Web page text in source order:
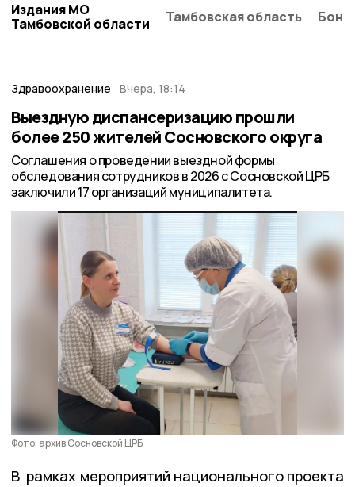
Издания МО
Тамбовской области
Тамбовская область
Здравоохранение Вчера, 18:14
Выездную диспансеризацию прошли
более 250 жителей Сосновского округа
Соглашения о проведении выездной формы
обследования сотрудников в 2026 с Сосновской ЦРБ
заключили 17 организаций муниципалитета.
Фото: архив Сосновской ЦРБ
В рамках мероприятий национального проекта